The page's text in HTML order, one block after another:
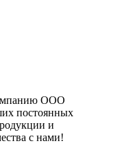
ООО
постоянных
и
с нами!